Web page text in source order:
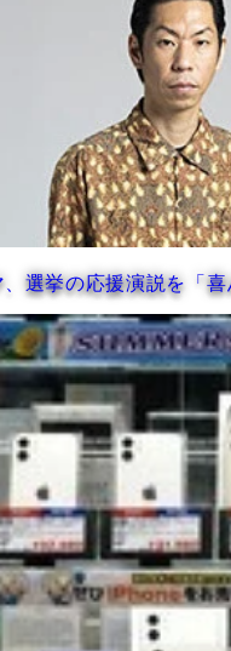
んで引き受けた」ワケ